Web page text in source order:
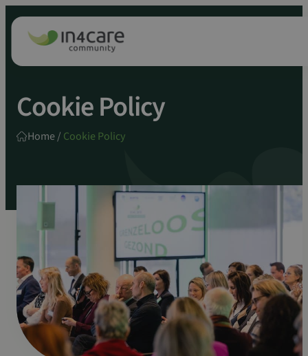
Spring
inhoud
Zoeken
Cookie Policy
Home/ Cookie Policy